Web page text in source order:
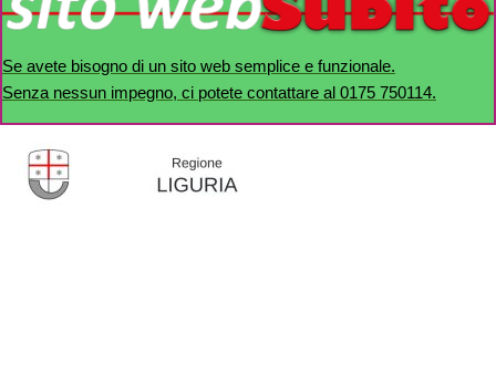
Se avete bisogno di un sito web semplice e funzionale.
Senza nessun impegno, ci potete contattare al 0175 750114.